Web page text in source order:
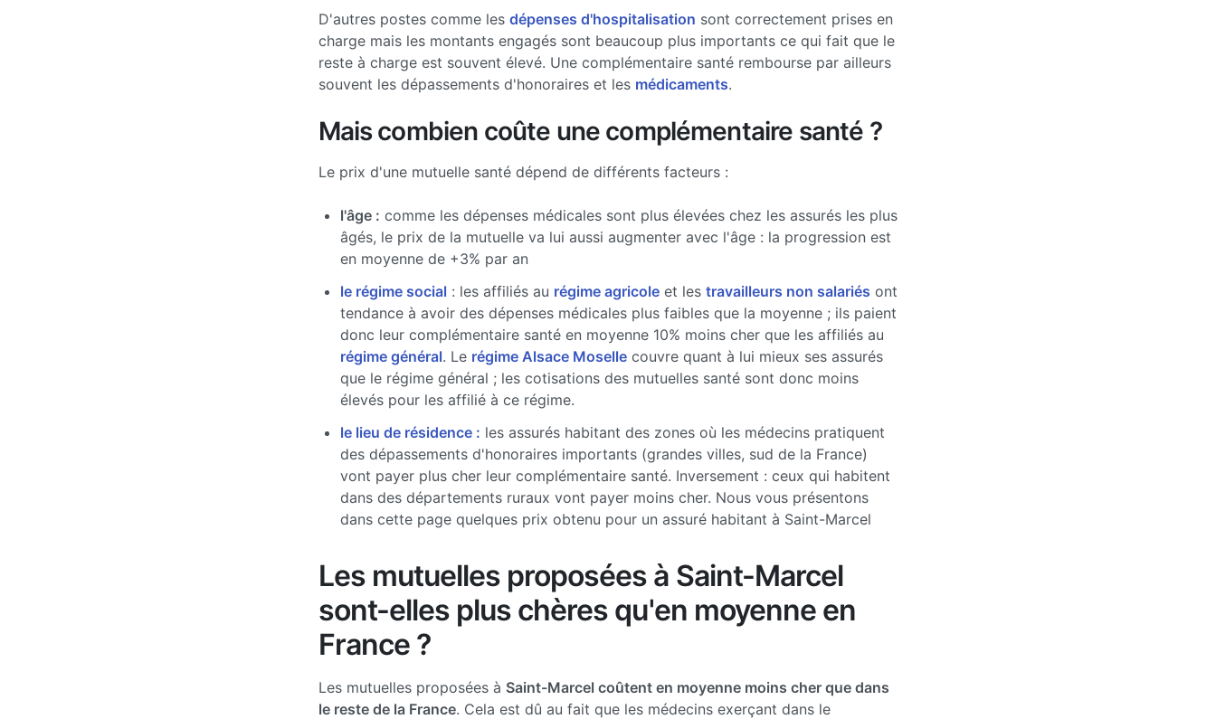
D'autres postes comme les dépenses d'hospitalisation sont correctement prises en
charge mais les montants engagés sont beaucoup plus importants ce qui fait que le
reste à charge est souvent élevé. Une complémentaire santé rembourse par ailleurs
souvent les dépassements d'honoraires et les médicaments.
Mais combien coûte une complémentaire santé ?
Le prix d'une mutuelle santé dépend de différents facteurs :
l'âge : comme les dépenses médicales sont plus élevées chez les assurés les plus
âgés, le prix de la mutuelle va lui aussi augmenter avec l'âge : la progression est
en moyenne de +3% par an
le régime social : les affiliés au régime agricoleet les travailleurs non salariés ont
tendance à avoir des dépenses médicales plus faibles que la moyenne ; ils paient
donc leur complémentaire santé en moyenne 10% moins cher que les affiliés au
régime général. Le régime Alsace Mosellecouvre quant à lui mieux ses assurés
que le régime général ; les cotisations des mutuelles santé sont donc moins
élevés pour les affilié à ce régime.
le lieu de résidence : les assurés habitant des zones où les médecins pratiquent
des dépassements d'honoraires importants (grandes villes, sud de la France)
vont payer plus cher leur complémentaire santé. Inversement : ceux qui habitent
dans des départements ruraux vont payer moins cher. Nous vous présentons
dans cette page quelques prix obtenu pour un assuré habitant à Saint-Marcel
Les mutuelles proposées à Saint-Marcel
sont-elles plus chères qu'en moyenne en
France ?
Les mutuelles proposées à Saint-Marcel coûtent en moyenne moins cher que dans
le reste de la France. Cela est dû au fait que les médecins exerçant dans le